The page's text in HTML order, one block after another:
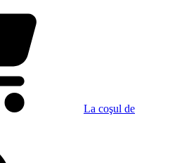
La coşul de